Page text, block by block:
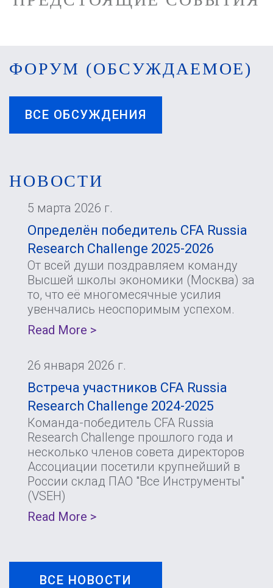
ФОРУМ (ОБСУЖДАЕМОЕ)
ВСЕ ОБСУЖДЕНИЯ
НОВОСТИ
5 марта 2026 г.
Определён победитель CFA Russia
Research Challenge 2025-2026
От всей души поздравляем команду
Высшей школы экономики (Москва) за
то, что её многомесячные усилия
увенчались неоспоримым успехом.
Read More >
26 января 2026 г.
Встреча участников CFA Russia
Research Challenge 2024-2025
Команда-победитель CFA Russia
Research Challenge прошлого года и
несколько членов совета директоров
Ассоциации посетили крупнейший в
России склад ПАО "Все Инструменты"
(VSEH)
Read More >
ВСЕ НОВОСТИ